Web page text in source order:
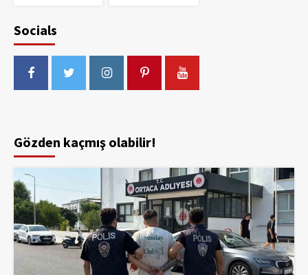
Socials
Gözden kaçmış olabilir!